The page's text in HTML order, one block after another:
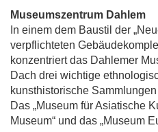
Museumszentrum Dahlem
In einem dem Baustil der
verpflichteten
konzentriert das Dahlemer
Dach drei wichtige
kunsthistorische
Das „Museum für Asiatische
Museum“ und das „Museum